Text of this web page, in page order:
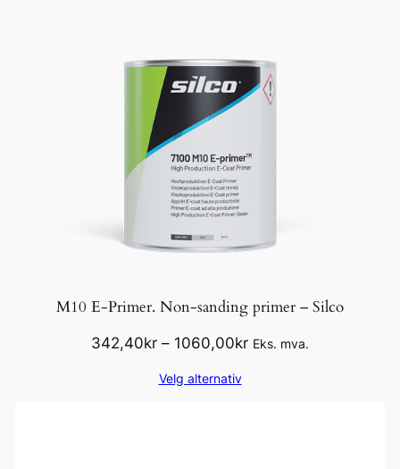
M10 E-Primer. Non-sanding primer – Silco
342,40kr – 1060,00krPrisområde:
Eks. mva.
Velg alternativ